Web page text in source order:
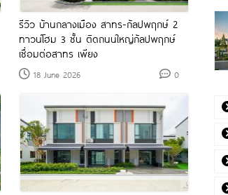
รีวิว บ้านกลางเมือง สาทร-กัลปพฤกษ์ 2
ทาวน์โฮม 3 ชั้น ติดถนนใหญ่กัลปพฤกษ์
เชื่อมต่อสาทร เพียง
18 June 2026 0